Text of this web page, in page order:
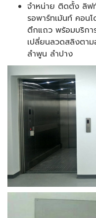
จำหน่าย ติดตั้ง ลิฟ
รอพาร์ทเม้นท์ คอน
ตึกแถว พร้อมบริก
เปลี่ยนลวดสลิงตาม
ลำพูน ลำปาง